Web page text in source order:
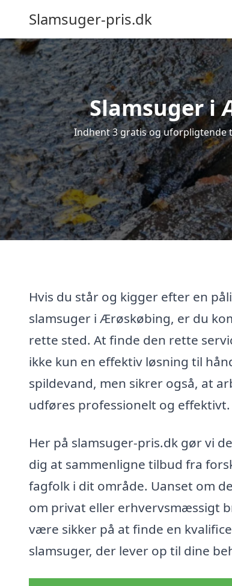
Slamsuger-pris.dk
Slamsuger i
Indhent 3 gratis og uforpligtende
Hvis du står og kigger efter en
slamsuger i Ærøskøbing, er du
rette sted. At finde den rette
ikke kun en effektiv løsning til
spildevand, men sikrer også, at
udføres professionelt og effektivt.
Her på slamsuger-pris.dk gør vi
dig at sammenligne tilbud fra
fagfolk i dit område. Uanset om
om privat eller erhvervsmæssigt
være sikker på at finde en
slamsuger, der lever op til dine